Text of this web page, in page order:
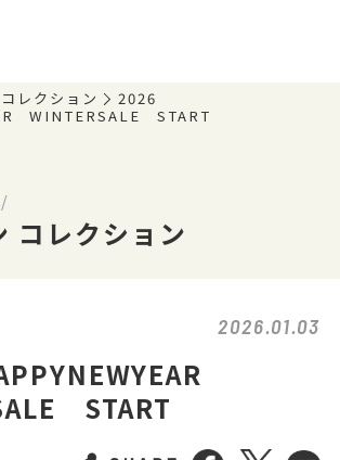
レクション
2026
WINTERSALE START
コレクション
2026.01.03
START